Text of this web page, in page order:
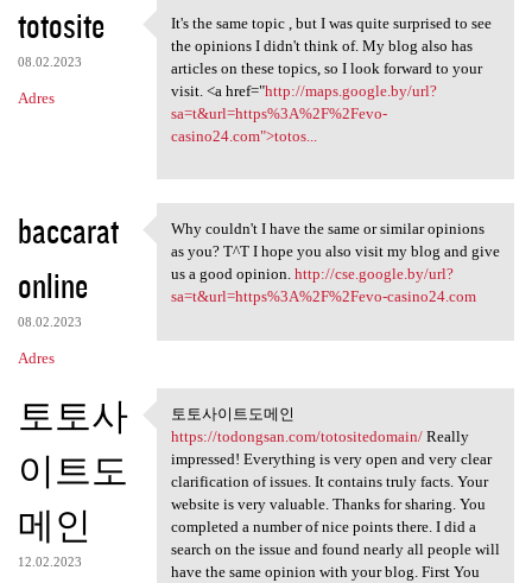
totosite
08.02.2023
Adres
It's the same topic , but I
It's the same topic , but I was quite surprised to see
the opinions I didn't think of. My blog also has
articles on these topics, so I look forward to your
visit. <a href="http://maps.google.by/url?
sa=t&url=https%3A%2F%2Fevo-
casino24.com">totos...
baccarat
online
08.02.2023
Adres
Why couldn't I have the same
Why couldn't I have the same or similar opinions
as you? T^T I hope you also visit my blog and give
us a good opinion. http://cse.google.by/url?
sa=t&url=https%3A%2F%2Fevo-casino24.com
토토사
이트도
메인
12.02.2023
토토사이트도메인
https://todongsan
토토사이트도메인
https://todongsan.com/totositedomain/Really
impressed! Everything is very open and very clear
clarification of issues. It contains truly facts. Your
website is very valuable. Thanks for sharing. You
completed a number of nice points there. I did a
search on the issue and found nearly all people will
have the same opinion with your blog. First You